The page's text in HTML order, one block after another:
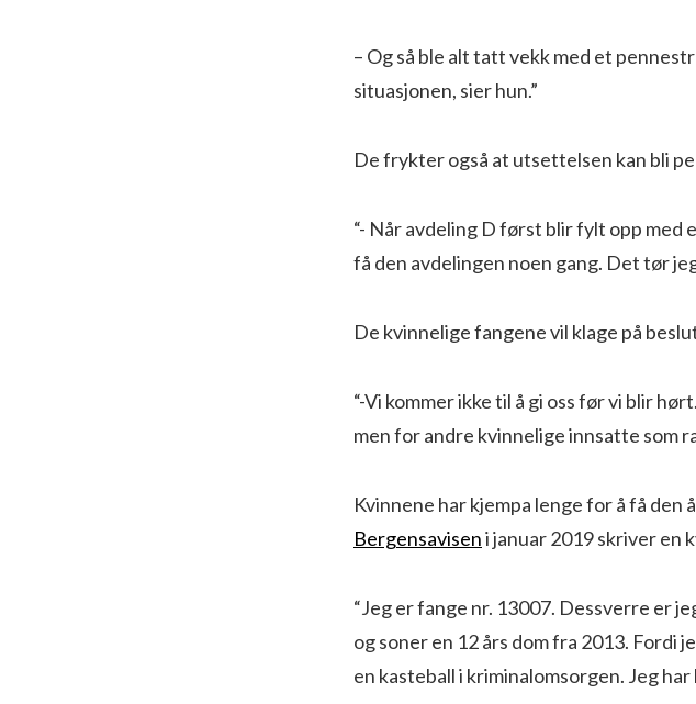
– Og så ble alt tatt vekk med et
situasjonen, sier hun.”
De frykter også at utsettelsen kan bli
“- Når avdeling D først blir fylt opp med
få den avdelingen noen gang. Det tør
De kvinnelige fangene vil klage på
“-Vi kommer ikke til å gi oss før vi blir
men for andre kvinnelige innsatte som
Kvinnene har kjempa lenge for å få den
Bergensaviseni januar 2019 skriver en
“Jeg er fange nr. 13007. Dessverre er
og soner en 12 års dom fra 2013. Fordi
en kasteball i kriminalomsorgen. Jeg